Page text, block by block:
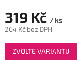
319 Kč / ks
264 Kč bez DPH
Měrná
cena:
ZVOLTE VARIANTU